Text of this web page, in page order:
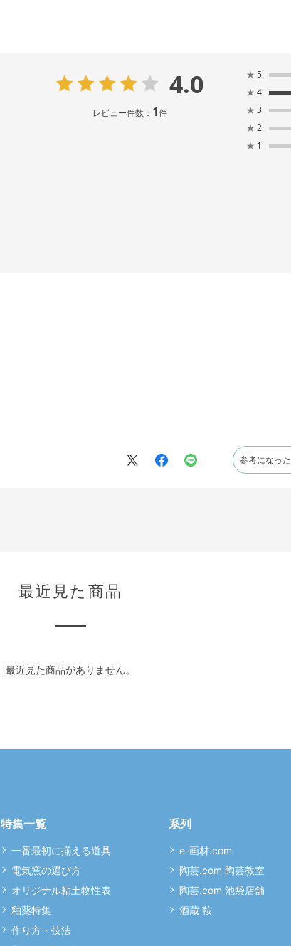
4.0
レビュー件数： 1件
★ 5
★ 4
★ 3
★ 2
★ 1
参考になった
最近見た商品
最近見た商品がありません。
特集一覧
一番最初に揃える道具
電気窯の選び方
オリジナル粘土物性表
釉薬特集
作り方・技法
系列
e-画材.com
陶芸.com 陶芸教室
陶芸.com 池袋店舗
酒蔵 鞍